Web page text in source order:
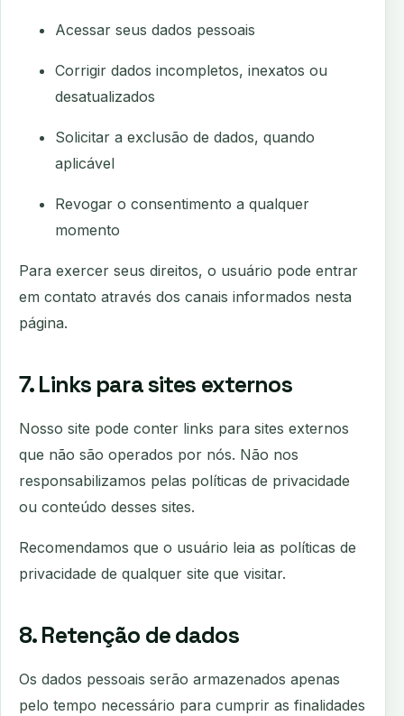
Acessar seus dados pessoais
Corrigir dados incompletos, inexatos ou
desatualizados
Solicitar a exclusão de dados, quando
aplicável
Revogar o consentimento a qualquer
momento
Para exercer seus direitos, o usuário pode entrar
em contato através dos canais informados nesta
página.
7. Links para sites externos
Nosso site pode conter links para sites externos
que não são operados por nós. Não nos
responsabilizamos pelas políticas de privacidade
ou conteúdo desses sites.
Recomendamos que o usuário leia as políticas de
privacidade de qualquer site que visitar.
8. Retenção de dados
Os dados pessoais serão armazenados apenas
pelo tempo necessário para cumprir as finalidades